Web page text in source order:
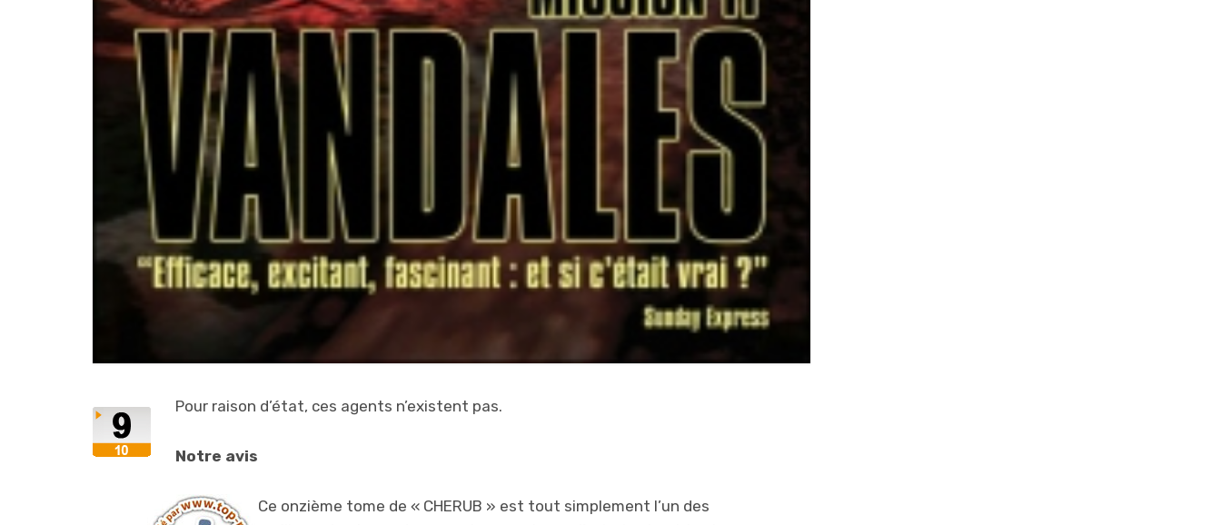
Pour raison d’état, ces agents n’existent pas.
Notre avis
Ce onzième tome de « CHERUB » est tout simplement l’un des